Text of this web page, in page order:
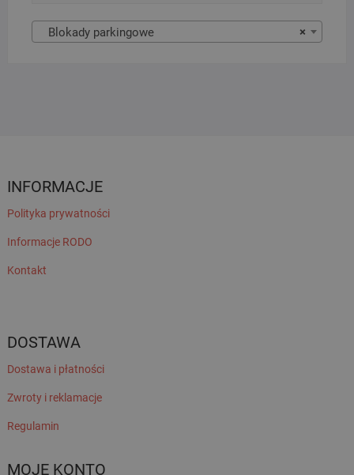
×
Blokady parkingowe
INFORMACJE
Polityka prywatności
Informacje RODO
Kontakt
DOSTAWA
Dostawa i płatności
Zwroty i reklamacje
Regulamin
MOJE KONTO